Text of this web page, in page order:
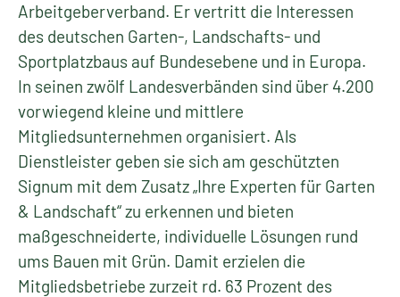
Arbeitgeberverband. Er vertritt die Interessen
des deutschen Garten-, Landschafts- und
Sportplatzbaus auf Bundesebene und in Europa.
In seinen zwölf Landesverbänden sind über 4.200
vorwiegend kleine und mittlere
Mitgliedsunternehmen organisiert. Als
Dienstleister geben sie sich am geschützten
Signum mit dem Zusatz „Ihre Experten für Garten
& Landschaft“ zu erkennen und bieten
maßgeschneiderte, individuelle Lösungen rund
ums Bauen mit Grün. Damit erzielen die
Mitgliedsbetriebe zurzeit rd. 63 Prozent des